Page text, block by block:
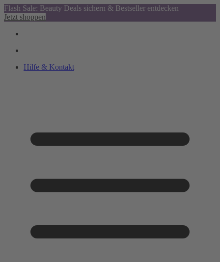
Flash Sale: Beauty Deals sichern & Bestseller entdecken
Jetzt shoppen
Hilfe & Kontakt